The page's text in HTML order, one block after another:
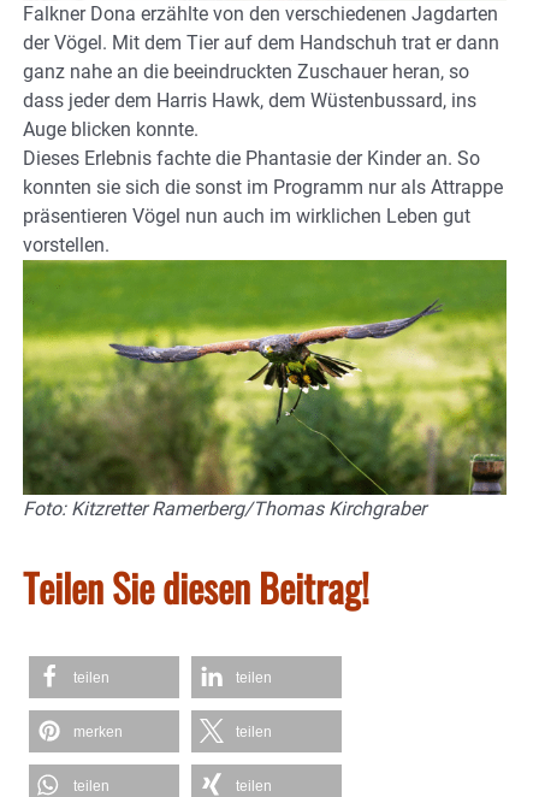
Falkner Dona erzählte von den verschiedenen Jagdarten
der Vögel. Mit dem Tier auf dem Handschuh trat er dann
ganz nahe an die beeindruckten Zuschauer heran, so
dass jeder dem Harris Hawk, dem Wüstenbussard, ins
Auge blicken konnte.
Dieses Erlebnis fachte die Phantasie der Kinder an. So
konnten sie sich die sonst im Programm nur als Attrappe
präsentieren Vögel nun auch im wirklichen Leben gut
vorstellen.
Foto: Kitzretter Ramerberg/Thomas Kirchgraber
Teilen Sie diesen Beitrag!
teilen teilen
merken teilen
teilen teilen